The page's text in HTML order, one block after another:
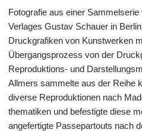
Fotografie aus einer
Verlages Gustav Schauer in
Druckgrafiken von Kunstwerken
Übergangsprozess von der
Reproduktions- und
Allmers sammelte aus der Reihe
diverse Reproduktionen nach
thematiken und befestigte diese
angefertigte Passepartouts nach